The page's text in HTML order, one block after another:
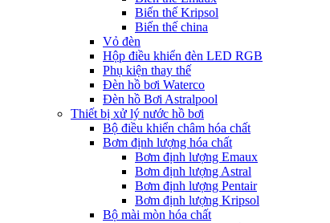
Biến thế Kripsol
Biến thế china
Vỏ đèn
Hộp điều khiển đèn LED RGB
Phụ kiện thay thế
Đèn hồ bơi Waterco
Đèn hồ Bơi Astralpool
Thiết bị xử lý nước hồ bơi
Bộ điều khiển châm hóa chất
Bơm định lượng hóa chất
Bơm định lượng Emaux
Bơm định lượng Astral
Bơm định lượng Pentair
Bơm định lượng Kripsol
Bộ mài mòn hóa chất